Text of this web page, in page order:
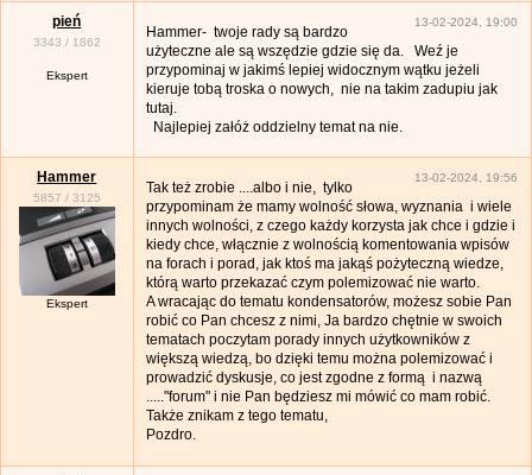
pień
3343 / 1862
Ekspert
13-02-2024, 19:00
Hammer- twoje rady są bardzo
użyteczne ale są wszędzie gdzie się da. Weź je
przypominaj w jakimś lepiej widocznym wątku jeżeli
kieruje tobą troska o nowych, nie na takim zadupiu jak
tutaj.
Najlepiej załóż oddzielny temat na nie.
Hammer
5857 / 3125
Ekspert
13-02-2024, 19:56
Tak też zrobie ....albo i nie, tylko
przypominam że mamy wolność słowa, wyznania i wiele
innych wolności, z czego każdy korzysta jak chce i gdzie i
kiedy chce, włącznie z wolnością komentowania wpisów
na forach i porad, jak ktoś ma jakąś pożyteczną wiedze,
którą warto przekazać czym polemizować nie warto.
A wracając do tematu kondensatorów, możesz sobie Pan
robić co Pan chcesz z nimi, Ja bardzo chętnie w swoich
tematach poczytam porady innych użytkowników z
większą wiedzą, bo dzięki temu można polemizować i
prowadzić dyskusje, co jest zgodne z formą i nazwą
....."forum" i nie Pan będziesz mi mówić co mam robić.
Także znikam z tego tematu,
Pozdro.